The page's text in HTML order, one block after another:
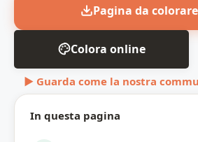
In questa pagina
Pagina da
Colora online
▶ Guarda come la nostra